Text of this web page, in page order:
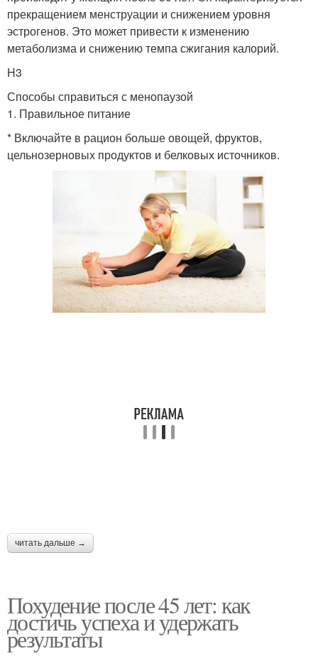
прекращением менструации и снижением уровня
эстрогенов. Это может привести к изменению
метаболизма и снижению темпа сжигания калорий.
H3
Способы справиться с менопаузой
1. Правильное питание
* Включайте в рацион больше овощей, фруктов,
цельнозерновых продуктов и белковых источников.
читать дальше →
Похудение после 45 лет: как
достичь успеха и удержать
результаты